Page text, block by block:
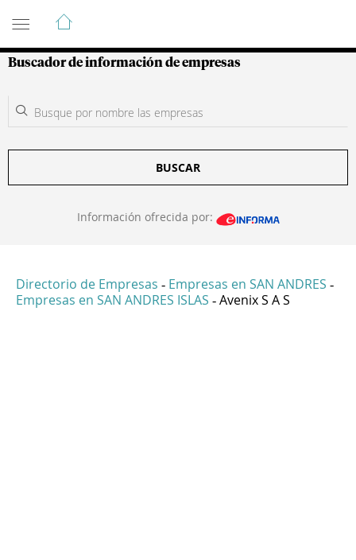
Guía de Empresas Colombianas
Buscador de información de empresas
BUSCAR
Información ofrecida por:
Directorio de Empresas - Empresas en SAN ANDRES -
Empresas en SAN ANDRES ISLAS - Avenix S A S